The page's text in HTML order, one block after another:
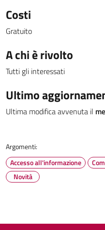
Costi
Gratuito
A chi è rivolto
Tutti gli interessati
Ultimo
Ultima modifica avvenuta il
Argomenti:
Accesso all'informazione
Novità